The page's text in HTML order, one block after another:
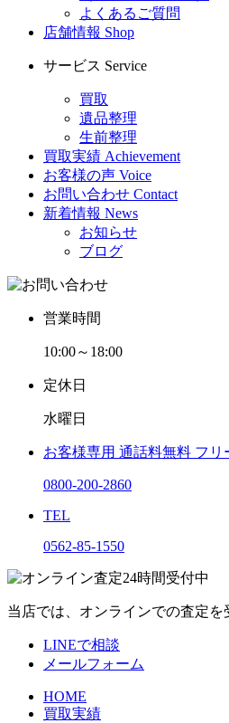
よくあるご質問
店舗情報 Shop
サービス Service
買取
遺品整理
生前整理
買取実績 Achievement
お客様の声 Voice
お問い合わせ Contact
新着情報 News
お知らせ
ブログ
営業時間
10:00～18:00
定休日
水曜日
お客様専用 通話料無料 フリ
0800-200-2860
TEL
0562-85-1550
当店では、オンラインでの査定
LINEで相談
メールフォーム
HOME
買取実績